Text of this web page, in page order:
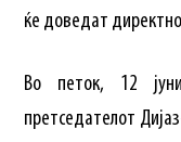
ќе доведат
Во петок, 12
претседателот